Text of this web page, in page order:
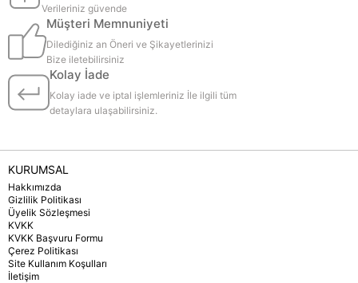
Verileriniz güvende
Müşteri Memnuniyeti
Dilediğiniz an Öneri ve Şikayetlerinizi
Bize iletebilirsiniz
Kolay İade
Kolay iade ve iptal işlemleriniz İle ilgili tüm
detaylara ulaşabilirsiniz.
KURUMSAL
Hakkımızda
Gizlilik Politikası
Üyelik Sözleşmesi
KVKK
KVKK Başvuru Formu
Çerez Politikası
Site Kullanım Koşulları
İletişim